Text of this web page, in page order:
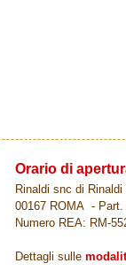
Orario di
Rinaldi snc di
00167 ROMA - Part.
Numero REA: RM-
Dettagli sulle